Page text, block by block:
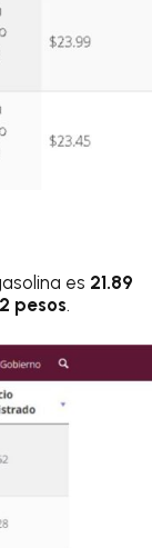
es 21.89
pesos.